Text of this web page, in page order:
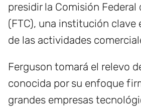
presidir la Comisión Federal
(FTC), una institución clave
de las actividades
Ferguson tomará el relevo
conocida por su enfoque
grandes empresas